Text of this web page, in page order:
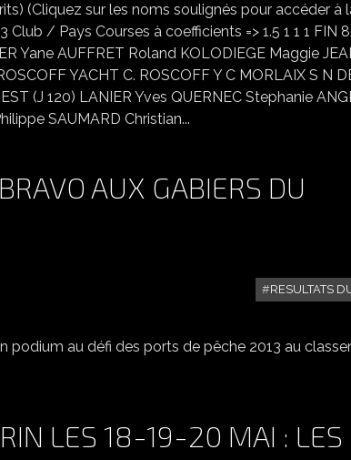
(Cliquez sur les noms soulignés pour accéder à
/ Pays Courses à coefficients => 1.5 1 1 1 FIN
Yane AUFFRET Roland KOLODIEGE Maggie
YACHT C. ROSCOFF Y C MORLAIX S N
(J 120) LANIER Yves QUERNEC Stephanie
SAUMARD Christian...
AUX GABIERS DU
RESULTATS
DES PORTS DE PÊCHE : BRAVO AUX GABIERS DU
podium au défi des ports de pêche 2013 au
LES 18-19-20 MAI : LES